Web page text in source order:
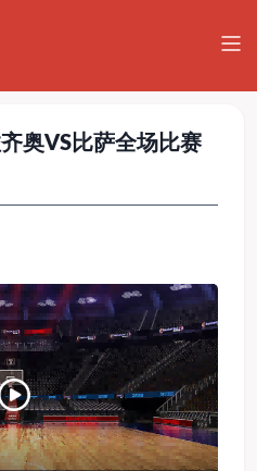
奥VS比萨全场比赛